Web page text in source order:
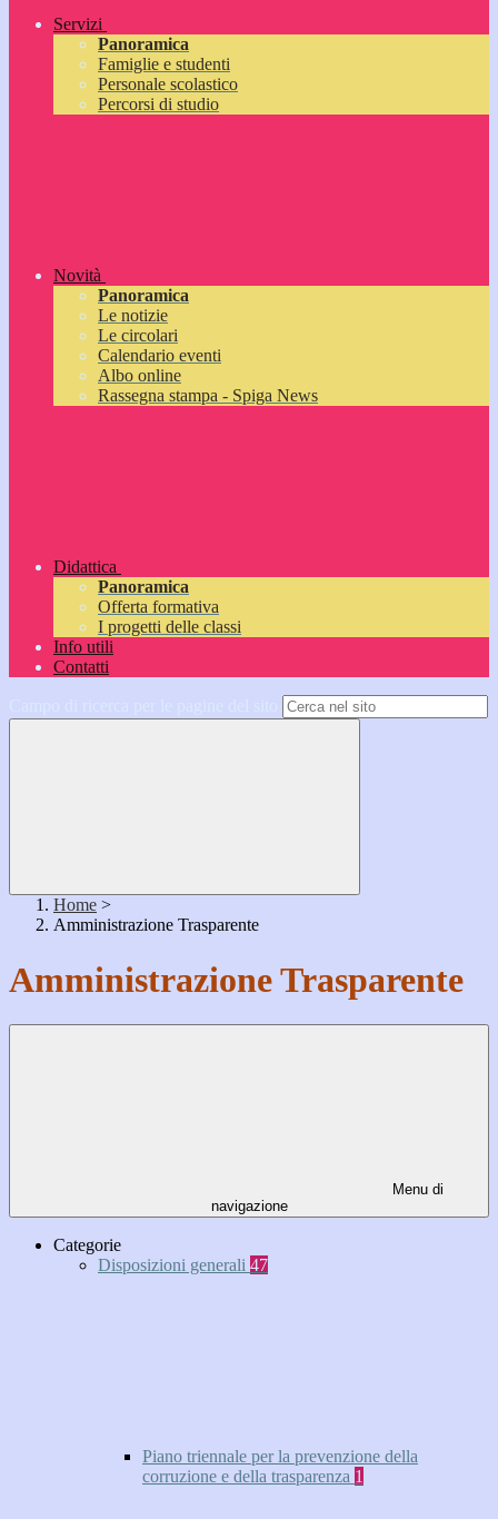
Servizi
Panoramica
Famiglie e studenti
Personale scolastico
Percorsi di studio
Novità
Panoramica
Le notizie
Le circolari
Calendario eventi
Albo online
Rassegna stampa - Spiga News
Didattica
Panoramica
Offerta formativa
I progetti delle classi
Info utili
Contatti
Home >
Amministrazione Trasparente
Amministrazione Trasparente
Menu di
navigazione
Categorie
Disposizioni generali 47
Piano triennale per la prevenzione della
corruzione e della trasparenza 1